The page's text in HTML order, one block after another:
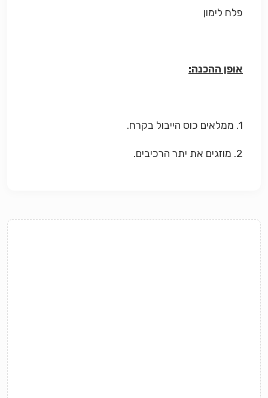
פלח לימון
אופן ההכנה:
1. ממלאים כוס הייבול בקרח.
2. מוזגים את יתר הרכיבים.